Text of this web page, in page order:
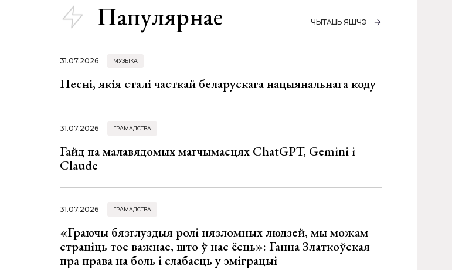
Папулярнае ЧЫТАЦЬ ЯШЧЭ
31.07.2026 МУЗЫКА
Песні, якія сталі часткай беларускага нацыянальнага коду
31.07.2026 ГРАМАДСТВА
Гайд па малавядомых магчымасцях ChatGPT, Gemini і
Claude
31.07.2026 ГРАМАДСТВА
«Граючы бязглуздыя ролі нязломных людзей, мы можам
страціць тое важнае, што ў нас ёсць»: Ганна Златкоўская
пра права на боль і слабасць у эміграцыі